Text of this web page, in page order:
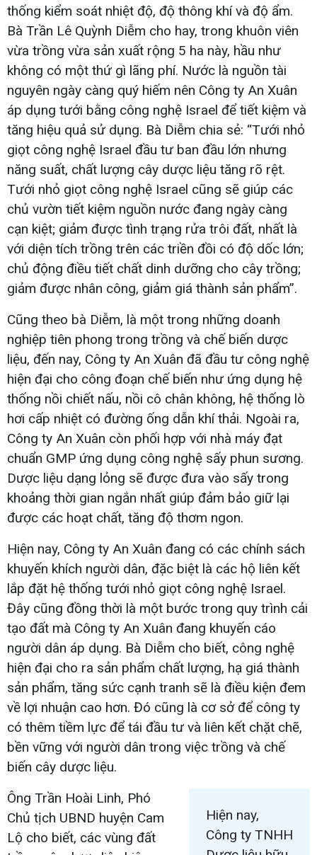
thống kiểm soát nhiệt độ, độ thông khí và độ ẩm.
Bà Trần Lê Quỳnh Diễm cho hay, trong khuôn viên
vừa trồng vừa sản xuất rộng 5 ha này, hầu như
không có một thứ gì lãng phí. Nước là nguồn tài
nguyên ngày càng quý hiếm nên Công ty An Xuân
áp dụng tưới bằng công nghệ Israel để tiết kiệm và
tăng hiệu quả sử dụng. Bà Diễm chia sẻ: “Tưới nhỏ
giọt công nghệ Israel đầu tư ban đầu lớn nhưng
năng suất, chất lượng cây dược liệu tăng rõ rệt.
Tưới nhỏ giọt công nghệ Israel cũng sẽ giúp các
chủ vườn tiết kiệm nguồn nước đang ngày càng
cạn kiệt; giảm được tình trạng rửa trôi đất, nhất là
với diện tích trồng trên các triền đồi có độ dốc lớn;
chủ động điều tiết chất dinh dưỡng cho cây trồng;
giảm được nhân công, giảm giá thành sản phẩm”.
Cũng theo bà Diễm, là một trong những doanh
nghiệp tiên phong trong trồng và chế biến dược
liệu, đến nay, Công ty An Xuân đã đầu tư công nghệ
hiện đại cho công đoạn chế biến như ứng dụng hệ
thống nồi chiết nấu, nồi cô chân không, hệ thống lò
hơi cấp nhiệt có đường ống dẫn khí thải. Ngoài ra,
Công ty An Xuân còn phối hợp với nhà máy đạt
chuẩn GMP ứng dụng công nghệ sấy phun sương.
Dược liệu dạng lỏng sẽ được đưa vào sấy trong
khoảng thời gian ngắn nhất giúp đảm bảo giữ lại
được các hoạt chất, tăng độ thơm ngon.
Hiện nay, Công ty An Xuân đang có các chính sách
khuyến khích người dân, đặc biệt là các hộ liên kết
lắp đặt hệ thống tưới nhỏ giọt công nghệ Israel.
Đây cũng đồng thời là một bước trong quy trình cải
tạo đất mà Công ty An Xuân đang khuyến cáo
người dân áp dụng. Bà Diễm cho biết, công nghệ
hiện đại cho ra sản phẩm chất lượng, hạ giá thành
sản phẩm, tăng sức cạnh tranh sẽ là điều kiện đem
về lợi nhuận cao hơn. Đó cũng là cơ sở để công ty
có thêm tiềm lực để tái đầu tư và liên kết chặt chẽ,
bền vững với người dân trong việc trồng và chế
biến cây dược liệu.
Hiện nay,
Công ty TNHH
Ông Trần Hoài Linh, Phó
Chủ tịch UBND huyện Cam
Lộ cho biết, các vùng đất